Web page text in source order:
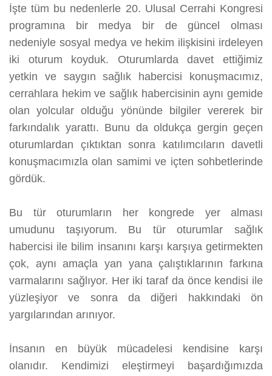
İşte tüm bu nedenlerle 20. Ulusal Cerrahi Kongresi
programına bir medya bir de güncel olması
nedeniyle sosyal medya ve hekim ilişkisini irdeleyen
iki oturum koyduk. Oturumlarda davet ettiğimiz
yetkin ve saygın sağlık habercisi konuşmacımız,
cerrahlara hekim ve sağlık habercisinin aynı gemide
olan yolcular olduğu yönünde bilgiler vererek bir
farkındalık yarattı. Bunu da oldukça gergin geçen
oturumlardan çıktıktan sonra katılımcıların davetli
konuşmacımızla olan samimi ve içten sohbetlerinde
gördük.
Bu tür oturumların her kongrede yer alması
umudunu taşıyorum. Bu tür oturumlar sağlık
habercisi ile bilim insanını karşı karşıya getirmekten
çok, aynı amaçla yan yana çalıştıklarının farkına
varmalarını sağlıyor. Her iki taraf da önce kendisi ile
yüzleşiyor ve sonra da diğeri hakkındaki ön
yargılarından arınıyor.
İnsanın en büyük mücadelesi kendisine karşı
olanıdır. Kendimizi eleştirmeyi başardığımızda